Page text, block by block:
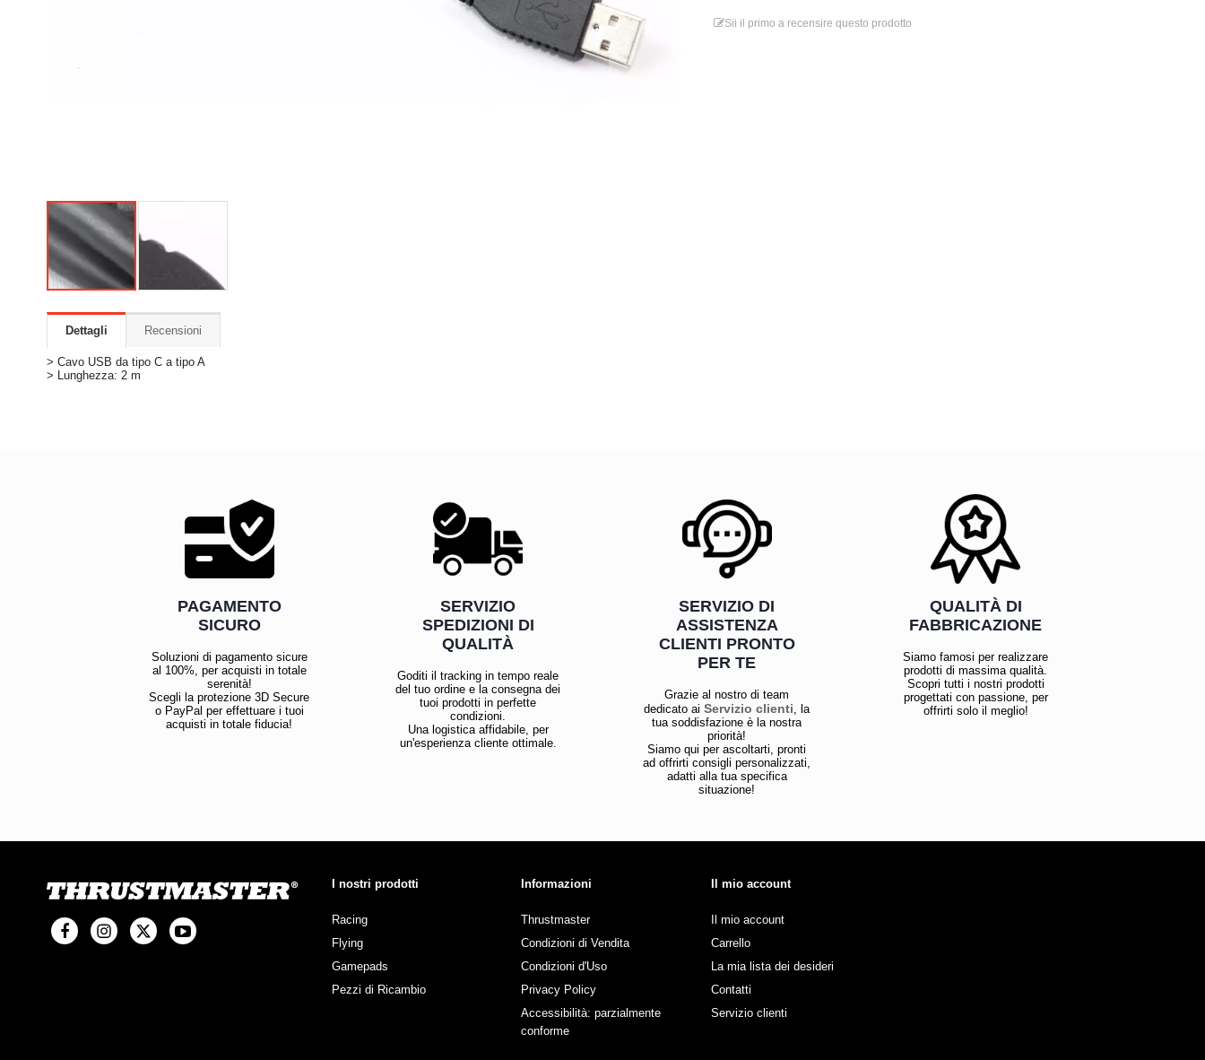
Sii il primo a recensire questo prodotto
Dettagli
> Cavo USB da tipo C a tipo A
> Lunghezza: 2 m
Recensioni
PAGAMENTO
SICURO
Soluzioni di pagamento sicure
al 100%, per acquisti in totale
serenità!
Scegli la protezione 3D Secure
o PayPal per effettuare i tuoi
acquisti in totale fiducia!
SERVIZIO
SPEDIZIONI DI
QUALITÀ
Goditi il tracking in tempo reale
del tuo ordine e la consegna dei
tuoi prodotti in perfette
condizioni.
Una logistica affidabile, per
un'esperienza cliente ottimale.
SERVIZIO DI
ASSISTENZA
CLIENTI PRONTO
PER TE
Grazie al nostro di team
dedicato aiServizio clienti, la
tua soddisfazione è la nostra
priorità!
Siamo qui per ascoltarti, pronti
ad offrirti consigli personalizzati,
adatti alla tua specifica
situazione!
QUALITÀ DI
FABBRICAZIONE
Siamo famosi per realizzare
prodotti di massima qualità.
Scopri tutti i nostri prodotti
progettati con passione, per
offrirti solo il meglio!
I nostri prodotti
Racing
Flying
Gamepads
Pezzi di Ricambio
Informazioni
Thrustmaster
Condizioni di Vendita
Condizioni d'Uso
Privacy Policy
Accessibilità: parzialmente
conforme
Il mio account
Il mio account
Carrello
La mia lista dei desideri
Contatti
Servizio clienti